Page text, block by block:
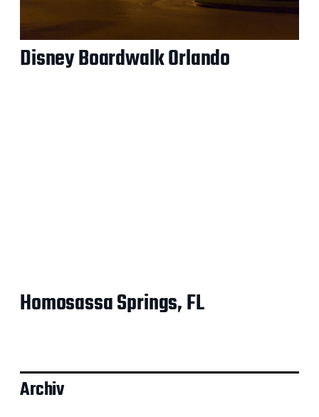
Disney Boardwalk Orlando
Homosassa Springs, FL
Archiv